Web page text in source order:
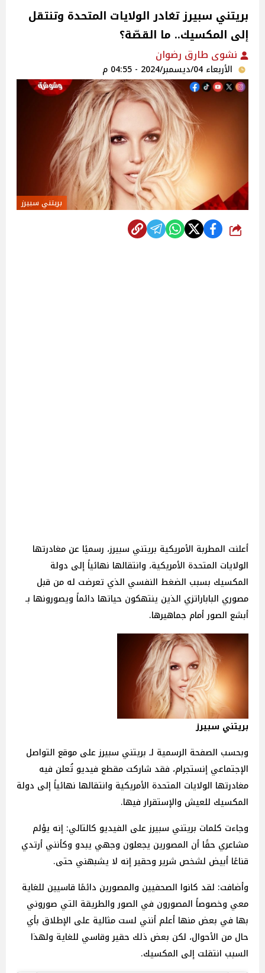
بريتني سبيرز تغادر الولايات المتحدة وتنتقل
إلى المكسيك.. ما القصّة؟
نشوى طارق رضوان
الأربعاء 04/ديسمبر/2024 - 04:55 م
بريتني سبيرز
شارك
أعلنت المطربة الأمريكية بريتني سبيرز، رسميًا عن مغادرتها
الولايات المتحدة الأمريكية، وانتقالها نهائياً إلى دولة
المكسيك بسبب الضغط النفسي الذي تعرضت له من قبل
مصوري الباباراتزي الذين ينتهكون حياتها دائماً ويصورونها بـ
أبشع الصور أمام جماهيرها.
بريتني سبيرز
وبحسب الصفحة الرسمية لـ بريتني سبيرز على موقع التواصل
الإجتماعي إنستجرام، فقد شاركت مقطع فيديو تُعلن فيه
مغادرتها الولايات المتحدة الأمريكية وانتقالها نهائياً إلى دولة
المكسيك للعيش والإستقرار فيها.
وجاءت كلمات بريتني سبيرز على الفيديو كالتالي: إنه يؤلم
مشاعري حقًا أن المصورين يجعلون وجهي يبدو وكأنني أرتدي
قناعًا أبيض لشخص شرير وحقير إنه لا يشبهني حتى.
وأضافت: لقد كانوا الصحفيين والمصورين دائمًا قاسيين للغاية
معي وخصوصاً المصورون في الصور والطريقة التي صوروني
بها في بعض منها أعلم أنني لست مثالية على الإطلاق بأي
حال من الأحوال، لكن بعض ذلك حقير وقاسي للغاية ولهذا
السبب انتقلت إلى المكسيك.